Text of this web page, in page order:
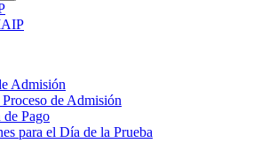
Admisión
de Admisión
Pago
para el Día de la Prueba